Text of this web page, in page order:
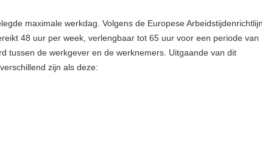
maximale werkdag. Volgens de Europese Arbeidstijdenrichtlijn
48 uur per week, verlengbaar tot 65 uur voor een periode van
tussen de werkgever en de werknemers. Uitgaande van dit
zijn als deze: